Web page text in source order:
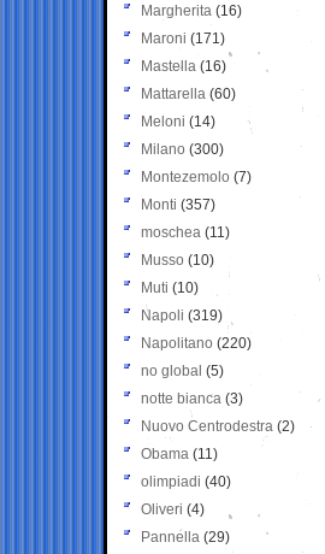
Margherita (16)
Maroni (171)
Mastella (16)
Mattarella (60)
Meloni (14)
Milano (300)
Montezemolo (7)
Monti (357)
moschea (11)
Musso (10)
Muti (10)
Napoli (319)
Napolitano (220)
no global (5)
notte bianca (3)
Nuovo Centrodestra (2)
Obama (11)
olimpiadi (40)
Oliveri (4)
Pannella (29)